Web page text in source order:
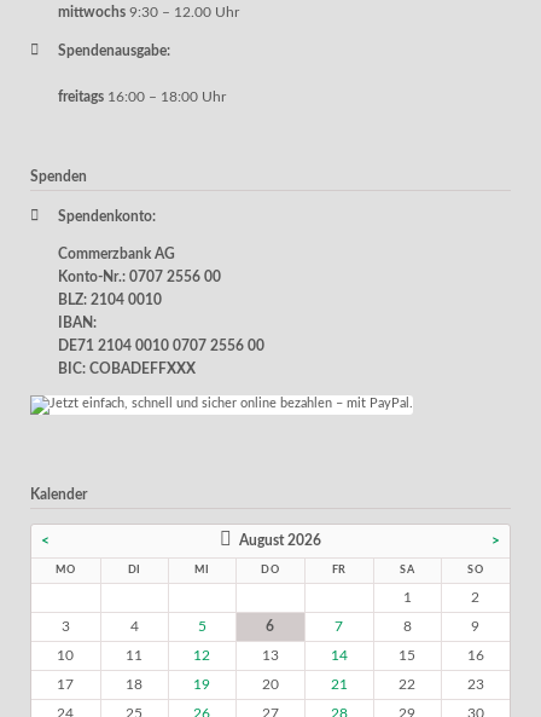
mittwochs 9:30 – 12.00 Uhr
Spendenausgabe:
freitags 16:00 – 18:00 Uhr
Spenden
Spendenkonto:
Commerzbank AG
Konto-Nr.: 0707 2556 00
BLZ: 2104 0010
IBAN:
DE71 2104 0010 0707 2556 00
BIC: COBADEFFXXX
Kalender
< August 2026 >
MO DI MI DO FR SA SO
1
2
3
4 5 6 7 8
9
10
11 12 13 14 15
16
17
18 19 20 21 22
23
24
25 26 27 28 29 30